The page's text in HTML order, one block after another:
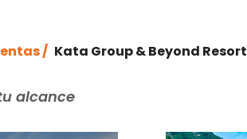
/ Kata Group & Beyond
alcance